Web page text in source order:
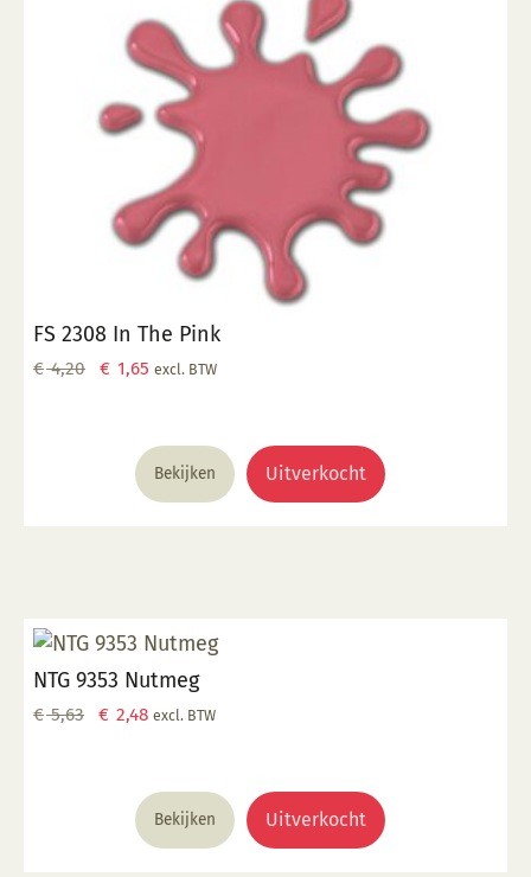
FS 2308 In The Pink
€4,20
Oorspronkelijke
€ 4,20.
€ 1,65 Huidige
€ 1,65.
excl. BTW
Bekijken Uitverkocht
NTG 9353 Nutmeg
€5,63
Oorspronkelijke
€ 5,63.
€ 2,48Huidige
€ 2,48.
excl. BTW
Bekijken Uitverkocht